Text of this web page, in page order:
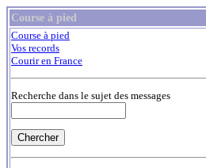
Course à pied
Course à pied
Vos records
Courir en France
Recherche dans le sujet des messages